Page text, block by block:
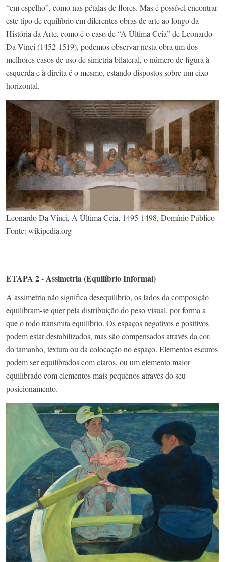
“em espelho”, como nas pétalas de flores. Mas é possível encontrar
este tipo de equilíbrio em diferentes obras de arte ao longo da
História da Arte, como é o caso de “A Última Ceia” de Leonardo
Da Vinci (1452-1519), podemos observar nesta obra um dos
melhores casos de uso de simetria bilateral, o número de figura à
esquerda e à direita é o mesmo, estando dispostos sobre um eixo
horizontal.
Leonardo Da Vinci, A Última Ceia, 1495-1498, Domínio Público
Fonte: wikipedia.org
ETAPA 2 - Assimetria (Equilíbrio Informal)
A assimetria não significa desequilíbrio, os lados da composição
equilibram-se quer pela distribuição do peso visual, por forma a
que o todo transmita equilíbrio. Os espaços negativos e positivos
podem estar destabilizados, mas são compensados através da cor,
do tamanho, textura ou da colocação no espaço. Elementos escuros
podem ser equilibrados com claros, ou um elemento maior
equilibrado com elementos mais pequenos através do seu
posicionamento.